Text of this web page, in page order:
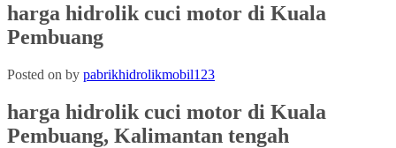
harga hidrolik cuci motor di Kuala
Pembuang
Posted on by pabrikhidrolikmobil123
harga hidrolik cuci motor di Kuala
Pembuang, Kalimantan tengah